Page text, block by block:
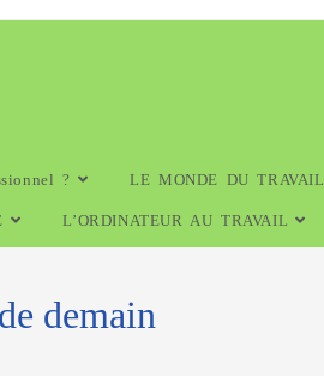
? LE MONDE DU TRAVAIL
L’ORDINATEUR AU TRAVAIL
demain